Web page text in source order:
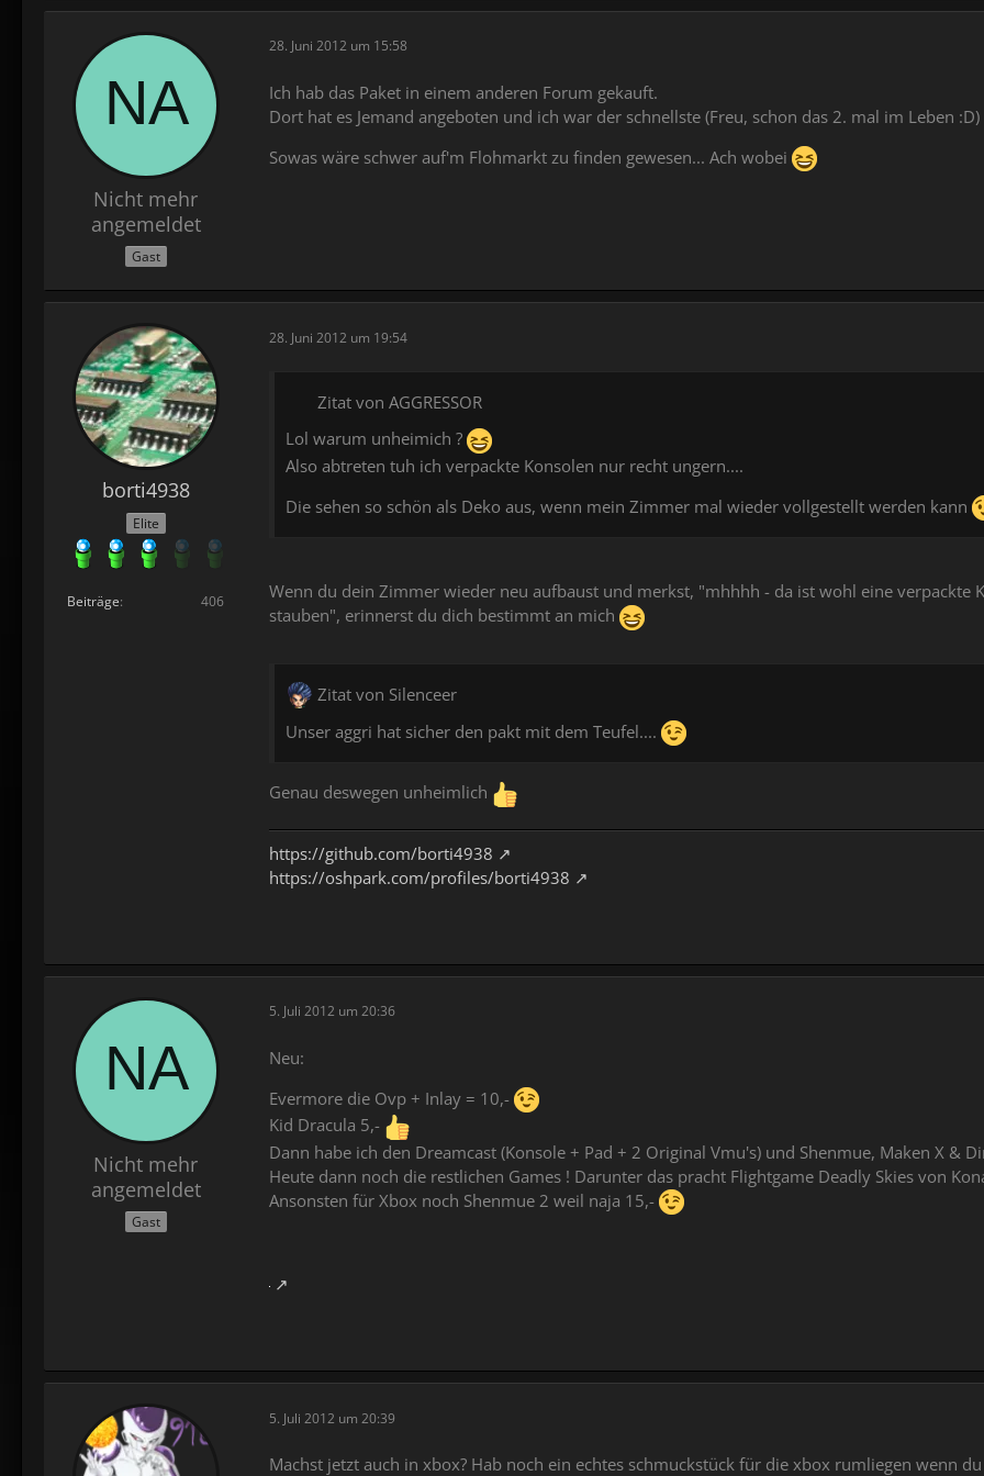
Nicht mehr
angemeldet
Gast
28. Juni 2012 um 15:58
Ich hab das Paket in einem anderen Forum gekauft.
Dort hat es Jemand angeboten und ich war der schnellste (Freu, schon das 2. mal im Leben :D)
Sowas wäre schwer auf'm Flohmarkt zu finden gewesen... Ach wobei
borti4938
Elite
Beiträge 406
28. Juni 2012 um 19:54
Zitat von AGGRESSOR
Lol warum unheimich ?
Also abtreten tuh ich verpackte Konsolen nur recht ungern....
Die sehen so schön als Deko aus, wenn mein Zimmer mal wieder vollgestellt werden kann
Wenn du dein Zimmer wieder neu aufbaust und merkst, "mhhhh - da ist wohl eine verpackte
stauben", erinnerst du dich bestimmt an mich
Zitat von Silenceer
Unser aggri hat sicher den pakt mit dem Teufel....
Genau deswegen unheimlich
https://github.com/borti4938
https://oshpark.com/profiles/borti4938
Nicht mehr
angemeldet
Gast
5. Juli 2012 um 20:36
Neu:
Evermore die Ovp + Inlay = 10,-
Kid Dracula 5,-
Dann habe ich den Dreamcast (Konsole + Pad + 2 Original Vmu's) und Shenmue, Maken X &
Heute dann noch die restlichen Games ! Darunter das pracht Flightgame Deadly Skies von
Ansonsten für Xbox noch Shenmue 2 weil naja 15,-
5. Juli 2012 um 20:39
Machst jetzt auch in xbox? Hab noch ein echtes schmuckstück für die xbox rumliegen wenn